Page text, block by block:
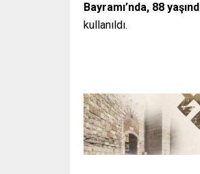
Bayramı’nda, 88
kullanıldı.